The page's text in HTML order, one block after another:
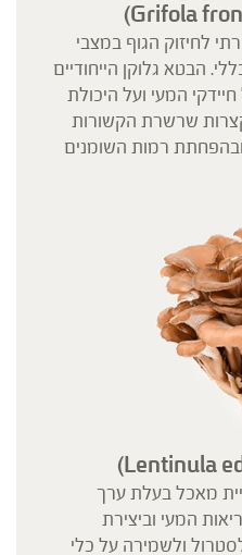
לחיזוק הגוף במצבי
הבטא גלוקן הייחודיים
המעי ועל היכולת
שרשרת הקשורות
ובהפחתת רמות השומנים
Lentinula
מאכל בעלת ערך
המעי וביצירת
ולשמירה על כלי